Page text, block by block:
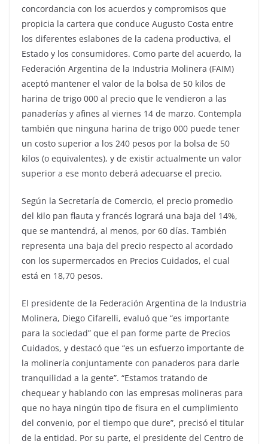
concordancia con los acuerdos y compromisos que
propicia la cartera que conduce Augusto Costa entre
los diferentes eslabones de la cadena productiva, el
Estado y los consumidores. Como parte del acuerdo, la
Federación Argentina de la Industria Molinera (FAIM)
aceptó mantener el valor de la bolsa de 50 kilos de
harina de trigo 000 al precio que le vendieron a las
panaderías y afines al viernes 14 de marzo. Contempla
también que ninguna harina de trigo 000 puede tener
un costo superior a los 240 pesos por la bolsa de 50
kilos (o equivalentes), y de existir actualmente un valor
superior a ese monto deberá adecuarse el precio.
Según la Secretaría de Comercio, el precio promedio
del kilo pan flauta y francés logrará una baja del 14%,
que se mantendrá, al menos, por 60 días. También
representa una baja del precio respecto al acordado
con los supermercados en Precios Cuidados, el cual
está en 18,70 pesos.
El presidente de la Federación Argentina de la Industria
Molinera, Diego Cifarelli, evaluó que “es importante
para la sociedad” que el pan forme parte de Precios
Cuidados, y destacó que “es un esfuerzo importante de
la molinería conjuntamente con panaderos para darle
tranquilidad a la gente”. “Estamos tratando de
chequear y hablando con las empresas molineras para
que no haya ningún tipo de fisura en el cumplimiento
del convenio, por el tiempo que dure”, precisó el titular
de la entidad. Por su parte, el presidente del Centro de